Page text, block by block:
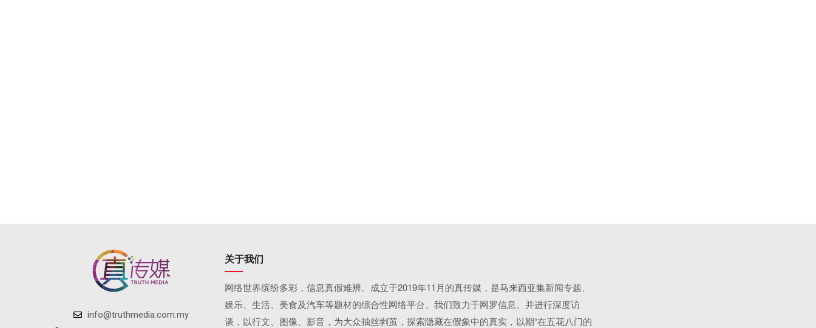
info@truthmedia.com.my
关于我们
网络世界缤纷多彩，信息真假难辨。成立于2019年11月的真传媒，是马来西亚集新闻专题、
娱乐、生活、美食及汽车等题材的综合性网络平台。我们致力于网罗信息、并进行深度访
谈，以行文、图像、影音，为大众抽丝剥茧，探索隐藏在假象中的真实，以期“在五花八门的